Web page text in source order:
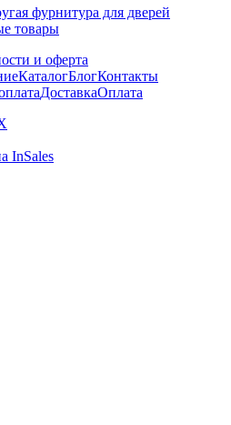
фурнитура для дверей
товары
и оферта
КаталогБлогКонтакты
ДоставкаОплата
InSales